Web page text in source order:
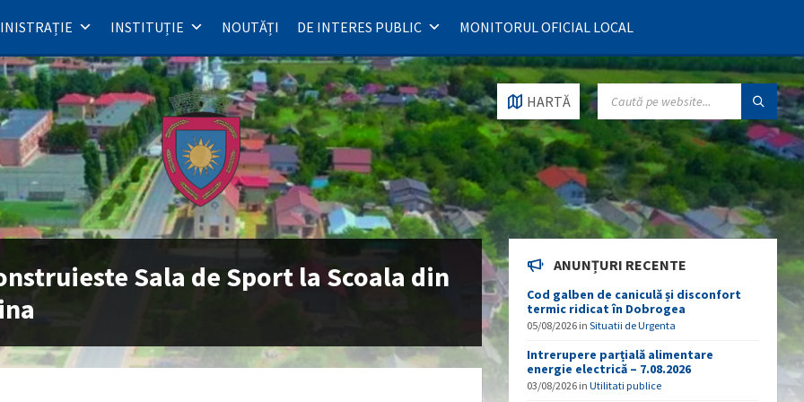
INSTITUȚIE NOUTĂȚI DE INTERES PUBLIC MONITORUL OFICIAL LOCAL
HARTĂ
SEARCH:
Sala de Sport la Scoala din
ANUNȚURI RECENTE
Cod galben de caniculă și disconfort
termic ridicat în Dobrogea
05/08/2026 inSituatii de Urgenta
Intrerupere parțială alimentare
energie electrică – 7.08.2026
03/08/2026 inUtilitati publice